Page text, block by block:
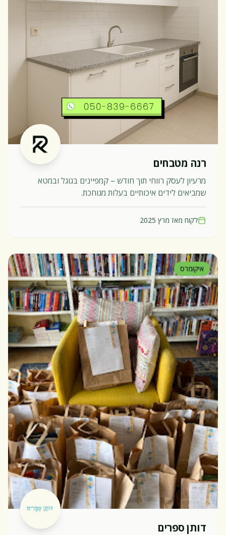
רנה מטבחים
מרעיון לעסק רווחי תוך חודש – קמפיינים בגוגל ובמטא
שמביאים לידים איכותיים בעלות מגוחכת.
לקוח מאז מרץ 2025
איקומרס
דותן ספרים